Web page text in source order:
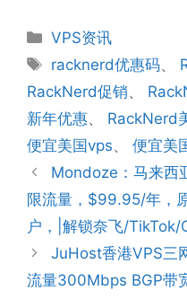
分
类
VPS资讯
标
签
racknerd优惠码、
RackNerd促销、
新年优惠、 RackNerd
便宜美国vps、 便宜美
Mondoze：马来西
限流量，$99.95/年，
户，|解锁奈飞/TikTok/
JuHost香港VPS三
流量300Mbps BGP带